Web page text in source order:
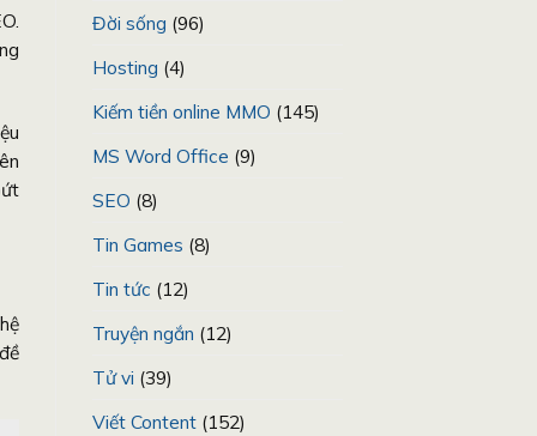
Đời sống (96)
Hosting (4)
Kiếm tiền online MMO (145)
MS Word Office (9)
SEO (8)
Tin Games (8)
Tin tức (12)
Truyện ngắn (12)
Tử vi (39)
Viết Content (152)